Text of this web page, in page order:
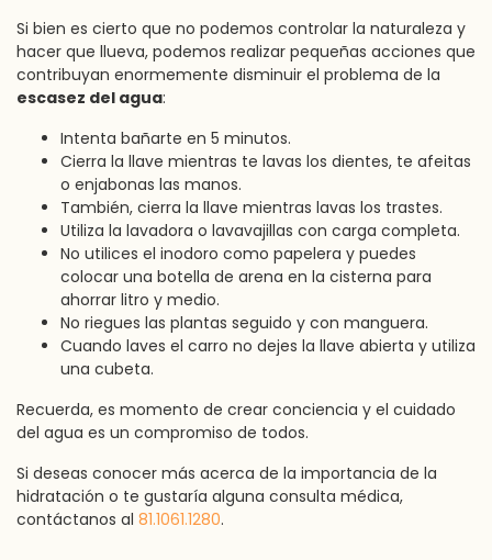
Si bien es cierto que no podemos controlar la naturaleza y
hacer que llueva, podemos realizar pequeñas acciones que
contribuyan enormemente disminuir el problema de la
escasez del agua:
Intenta bañarte en 5 minutos.
Cierra la llave mientras te lavas los dientes, te afeitas
o enjabonas las manos.
También, cierra la llave mientras lavas los trastes.
Utiliza la lavadora o lavavajillas con carga completa.
No utilices el inodoro como papelera y puedes
colocar una botella de arena en la cisterna para
ahorrar litro y medio.
No riegues las plantas seguido y con manguera.
Cuando laves el carro no dejes la llave abierta y utiliza
una cubeta.
Recuerda, es momento de crear conciencia y el cuidado
del agua es un compromiso de todos.
Si deseas conocer más acerca de la importancia de la
hidratación o te gustaría alguna consulta médica,
contáctanos al 81.1061.1280.